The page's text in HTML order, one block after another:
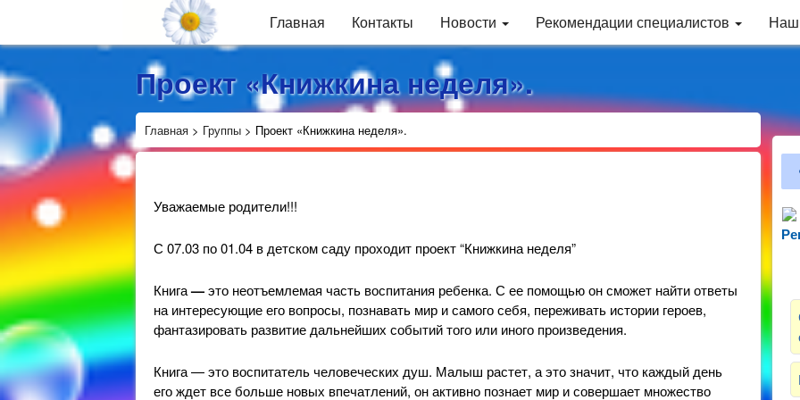
Главная Контакты Новости Рекомендации специалистов
Проект «Книжкина неделя».
Главная > Группы > Проект «Книжкина неделя».
Уважаемые родители!!!
С 07.03 по 01.04 в детском саду проходит проект “Книжкина неделя”
Книга—это неотъемлемая часть воспитания ребенка. С ее помощью он сможет найти ответы
на интересующие его вопросы, познавать мир и самого себя, переживать истории героев,
фантазировать развитие дальнейших событий того или иного произведения.
Книга — это воспитатель человеческих душ. Малыш растет, а это значит, что каждый день
его ждет все больше новых впечатлений, он активно познает мир и совершает множество